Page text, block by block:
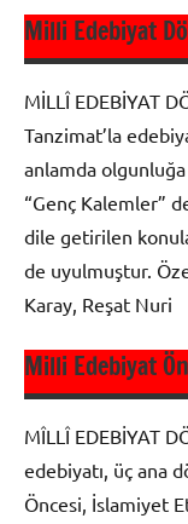
Biyografi
Milli
Edebiyat
Milli Edebiyat
MİLLÎ EDEBİYAT
Tanzimat’la
anlamda
“Genç Kalemler”
dile getirilen
de uyulmuştur.
Karay, Reşat Nuri
Milli
Edebiyat
Milli Edebiyat
MÎLLÎ EDEBİYAT
edebiyatı, üç ana
Öncesi, İslamiyet